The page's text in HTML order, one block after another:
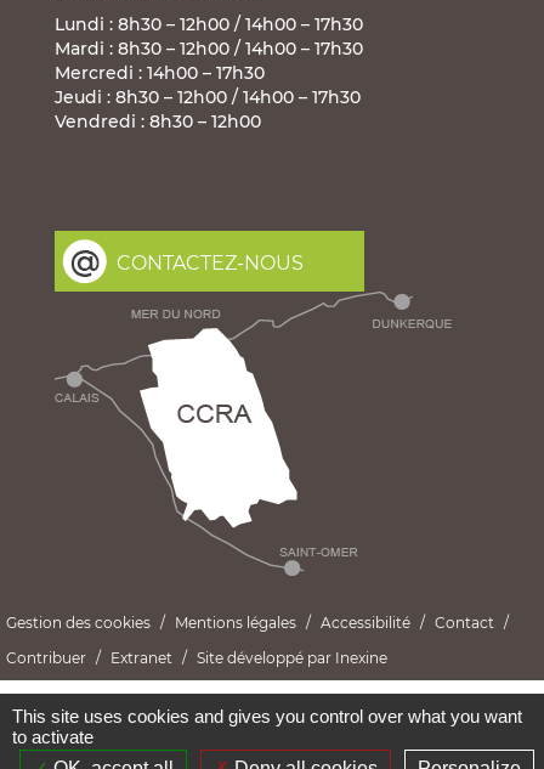
Lundi : 8h30 – 12h00 / 14h00 – 17h30
Mardi : 8h30 – 12h00 / 14h00 – 17h30
Mercredi : 14h00 – 17h30
Jeudi : 8h30 – 12h00 / 14h00 – 17h30
Vendredi : 8h30 – 12h00
CONTACTEZ-NOUS
Gestion des cookies Mentions légales Accessibilité
Contact
Contribuer
Extranet Site développé par Inexine
This site uses cookies and gives you control over what you want
to activate